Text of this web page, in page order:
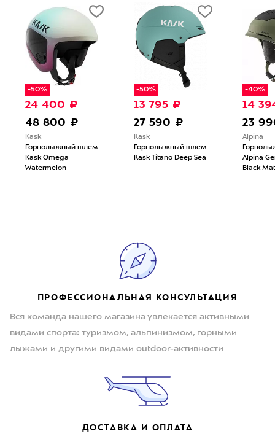
-50%
24 400 ₽
48 800 ₽
Kask
Горнолыжный шлем
Kask Omega
Watermelon
-50%
13 795 ₽
27 590 ₽
Kask
Горнолыжный шлем
Kask Titano Deep Sea
-40%
14
23
Alpina
Alpina
Black
ПРОФЕССИОНАЛЬНАЯ КОНСУЛЬТАЦИЯ
Вся команда нашего магазина увлекается активными
видами спорта: туризмом, альпинизмом, горными
лыжами и другими видами outdoor-активности
ДОСТАВКА И ОПЛАТА